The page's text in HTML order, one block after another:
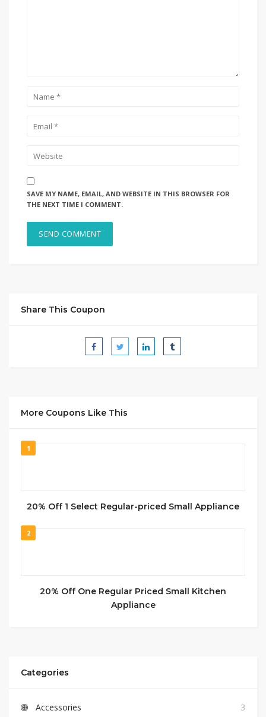
SAVE MY NAME, EMAIL, AND WEBSITE IN THIS BROWSER FOR
THE NEXT TIME I COMMENT.
Share This Coupon
More Coupons Like This
1
20% Off 1 Select Regular-priced Small Appliance
2
20% Off One Regular Priced Small Kitchen
Appliance
Categories
Accessories 3